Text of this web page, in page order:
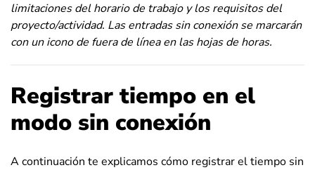
limitaciones del horario de trabajo y los requisitos del
proyecto/actividad. Las entradas sin conexión se marcarán
con un icono de fuera de línea en las hojas de horas.
Registrar tiempo en el
modo sin conexión
A continuación te explicamos cómo registrar el tiempo sin